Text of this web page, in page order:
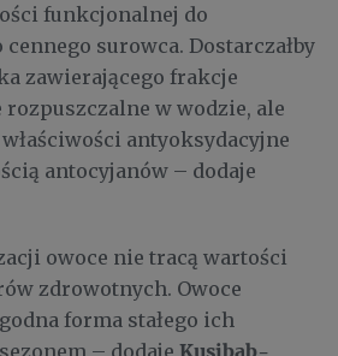
funkcjonalnej do
surowca. Dostarczałby
zawierającego frakcje
w wodzie, ale
antyoksydacyjne
antocyjanów – dodaje
owoce nie tracą wartości
zdrowotnych. Owoce
forma stałego ich
– dodaje Kusibab-